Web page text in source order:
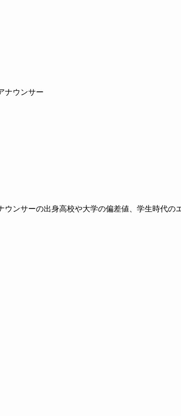
ナウンサー
ウンサーの出身高校や大学の偏差値、学生時代の